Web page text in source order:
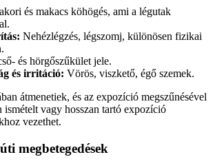
és makacs köhögés, ami a légutak
Nehézlégzés, légszomj, különösen fizikai
és hörgőszűkület jele.
és irritáció: Vörös, viszkető, égő szemek.
átmenetiek, és az expozíció megszűnésével
vagy hosszan tartó expozíció
vezethet.
megbetegedések